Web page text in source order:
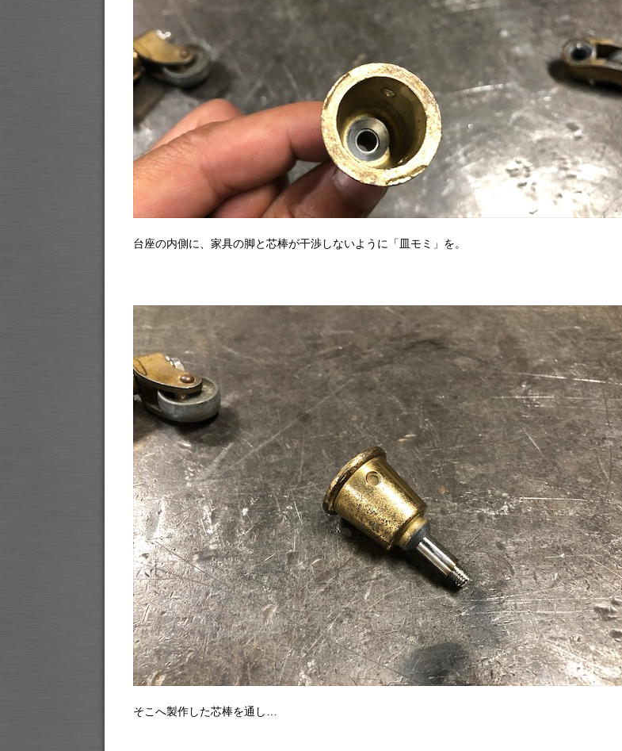
台座の内側に、家具の脚と芯棒が干渉しないように「皿モミ」を。
そこへ製作した芯棒を通し…